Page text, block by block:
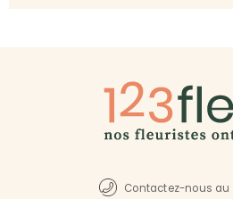
Contactez-nous au